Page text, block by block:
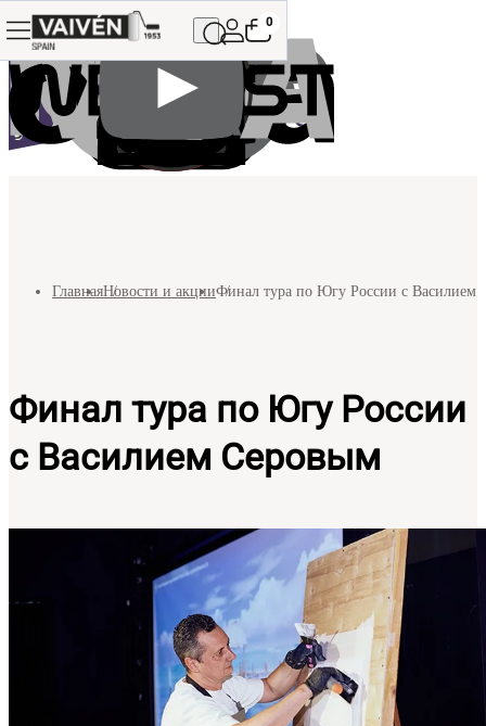
0
ГлавнаяНовости и акцииФинал тура по Югу России с Василием
Финал тура по Югу России
с Василием Серовым